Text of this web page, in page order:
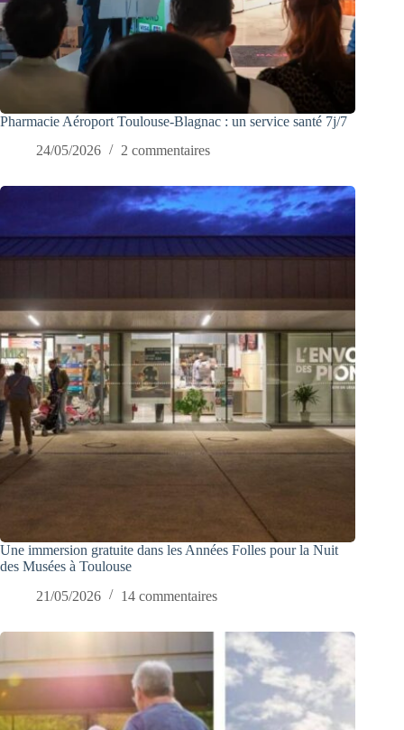
Pharmacie Aéroport Toulouse-Blagnac : un service santé 7j/7
24/05/2026
2 commentaires
Une immersion gratuite dans les Années Folles pour la Nuit
des Musées à Toulouse
21/05/2026
14 commentaires